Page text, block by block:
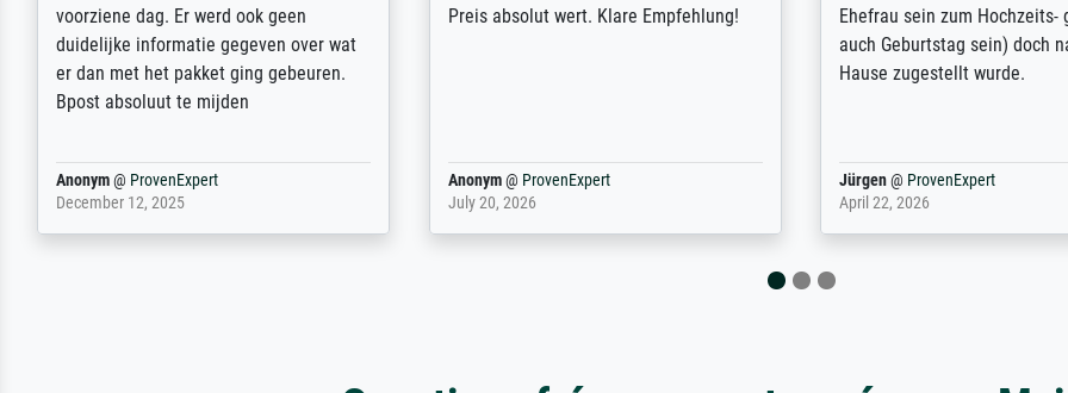
wird nicht unser letzter Meisterdruck
sein. Vielen Dank!
Reinhold,@ProvenExpert
April 22, 2026
Ihnen gefunden. Bei der Auswahl der
weiter. Vielen ...
Margot@ProvenExpert
February 20, 2026
Kontaktperson per Mail. Das
Kunstdruck) wurde sehr gut
sehr starke Papprolle mit
Anonym@ProvenExpert
August 12, 2025